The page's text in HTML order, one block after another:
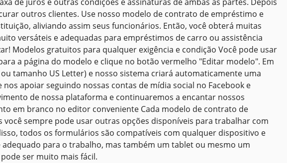
outros clientes. Use nosso modelo de contrato de empréstimo e
aliviando assim seus funcionários. Então, você obterá muitas
versáteis e adequadas para empréstimos de carro ou assistência
Modelos gratuitos para qualquer exigência e condição Você pode usar
a página do modelo e clique no botão vermelho "Editar modelo". Em
tamanho US Letter) e nosso sistema criará automaticamente uma
apoiar seguindo nossas contas de mídia social no Facebook e
de nossa plataforma e continuaremos a encantar nossos
em branco no editor conveniente Cada modelo de contrato de
sempre pode usar outras opções disponíveis para trabalhar com
todos os formulários são compatíveis com qualquer dispositivo e
para o trabalho, mas também um tablet ou mesmo um
ser muito mais fácil.